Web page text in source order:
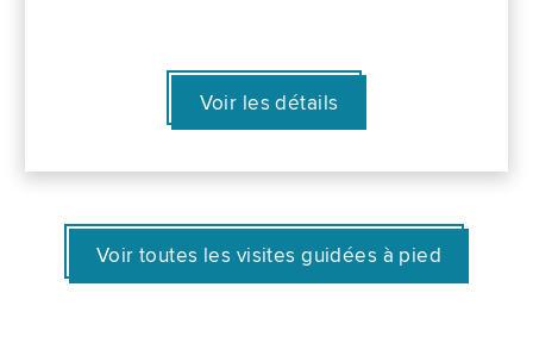
Voir les détails
Voir toutes les visites guidées à pied